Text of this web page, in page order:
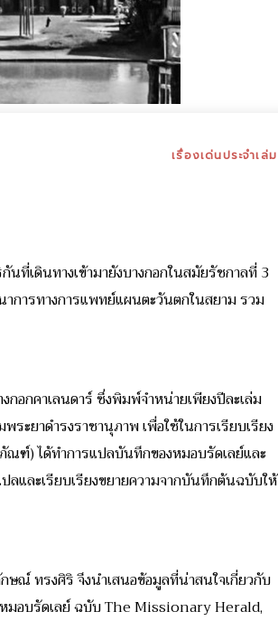
เรื่องเด่นประจำเล่ม
ที่เดินทางเข้ามายังบางกอกในสมัยรัชกาลที่ 3
การทางการแพทย์แผนตะวันตกในสยาม รวม
อกคาเลนดาร์ ซึ่งพิมพ์จำหน่ายเพียงปีละเล่ม
ะยาดำรงราชานุภาพ เพื่อใช้ในการเรียบเรียง
ฑ์) ได้ทำการแปลบันทึกของหมอบรัดเลย์และ
และเรียบเรียงขยายความจากบันทึกต้นฉบับให้
ษณ์ ทรงศิริ จึงนำเสนอข้อมูลที่น่าสนใจเกี่ยวกับ
หมอบรัดเลย์ ฉบับ The Missionary Herald,